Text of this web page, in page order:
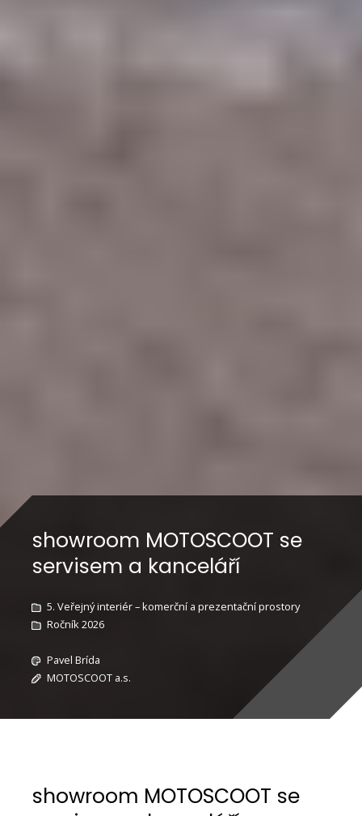
showroom MOTOSCOOT se
servisem a kanceláří
5. Veřejný interiér – komerční a prezentační prostory
Ročník 2026
Pavel Brída
MOTOSCOOT a.s.
showroom MOTOSCOOT se